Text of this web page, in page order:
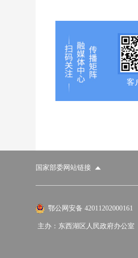
客
国家部委网站链接
国家部委网站
外交部
鄂公网安备 42011202000161
主办：东西湖区人民政府办公室